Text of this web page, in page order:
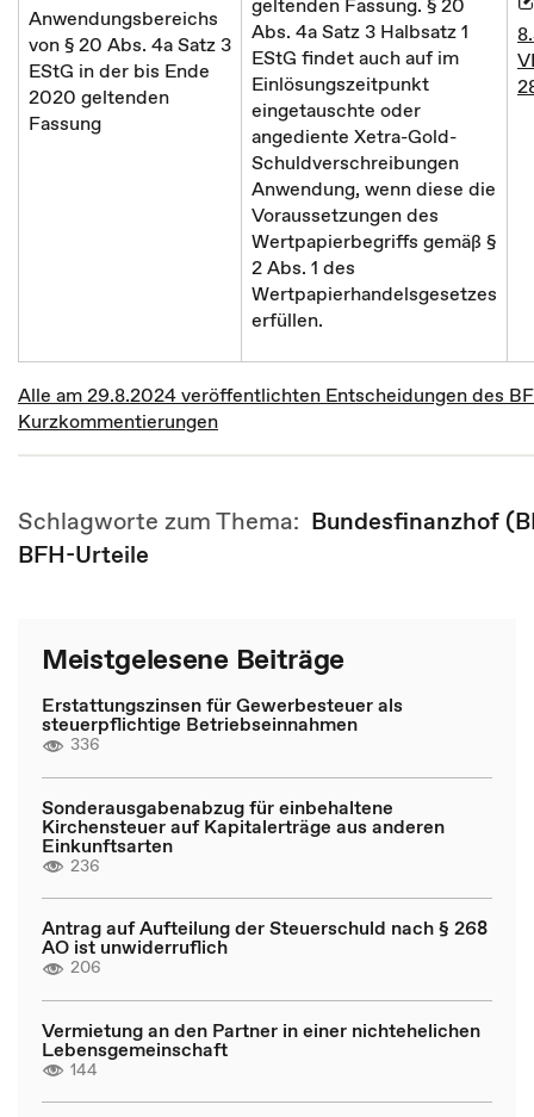
Anwendungsbereichs
von § 20 Abs. 4a Satz 3
EStG in der bis Ende
2020 geltenden
Fassung
Abs. 4a Satz 3 Halbsatz 1
EStG findet auch auf im
Einlösungszeitpunkt
eingetauschte oder
angediente Xetra-Gold-
Schuldverschreibungen
Anwendung, wenn diese die
Voraussetzungen des
Wertpapierbegriffs gemäß §
2 Abs. 1 des
Wertpapierhandelsgesetzes
erfüllen.
Alle am 29.8.2024 veröffentlichten Entscheidungen des
Kurzkommentierungen
Schlagworte zum Thema: Bundesfinanzhof
BFH-Urteile
Meistgelesene Beiträge
Erstattungszinsen für Gewerbesteuer als
steuerpflichtige Betriebseinnahmen
336
Sonderausgabenabzug für einbehaltene
Kirchensteuer auf Kapitalerträge aus anderen
Einkunftsarten
236
Antrag auf Aufteilung der Steuerschuld nach § 268
AO ist unwiderruflich
206
Vermietung an den Partner in einer nichtehelichen
Lebensgemeinschaft
144